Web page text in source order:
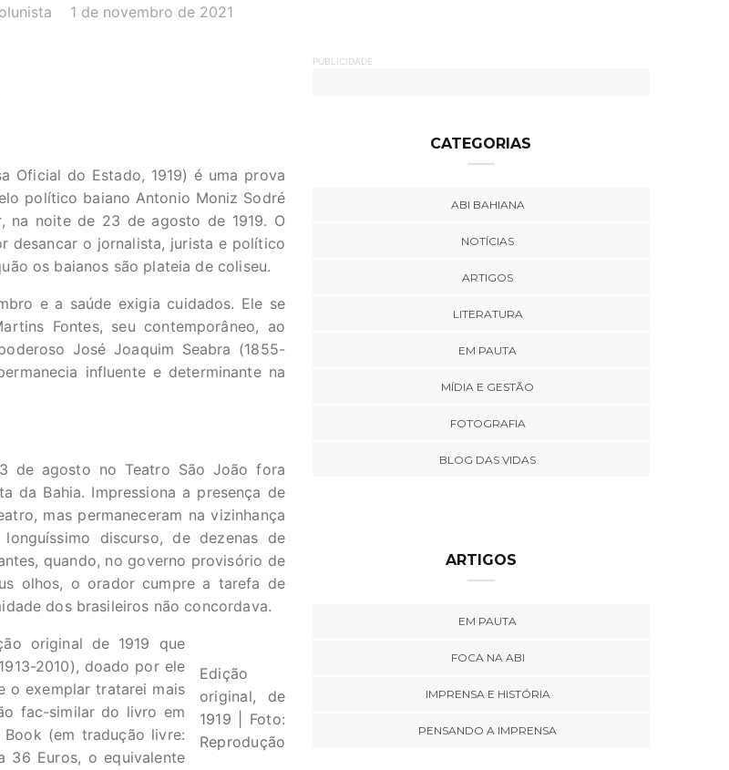
DATA:
1 de novembro de 2021
Oficial do Estado, 1919) é uma prova
político baiano Antonio Moniz Sodré
na noite de 23 de agosto de 1919. O
desancar o jornalista, jurista e político
os baianos são plateia de coliseu.
e a saúde exigia cuidados. Ele se
Fontes, seu contemporâneo, ao
José Joaquim Seabra (1855-
influente e determinante na
de agosto no Teatro São João fora
da Bahia. Impressiona a presença de
mas permaneceram na vizinhança
discurso, de dezenas de
quando, no governo provisório de
olhos, o orador cumpre a tarefa de
dos brasileiros não concordava.
Edição
original, de
1919 | Foto:
Reprodução
original de 1919 que
2010), doado por ele
o exemplar tratarei mais
fac-similar do livro em
(em tradução livre:
36 Euros, o equivalente
PUBLICIDADE
CATEGORIAS
ABI BAHIANA
NOTÍCIAS
ARTIGOS
LITERATURA
EM PAUTA
MÍDIA E GESTÃO
FOTOGRAFIA
BLOG DAS VIDAS
ARTIGOS
EM PAUTA
FOCA NA ABI
IMPRENSA E HISTÓRIA
PENSANDO A IMPRENSA